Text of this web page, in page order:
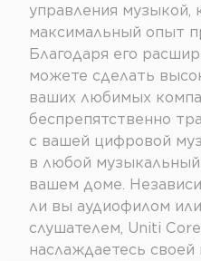
управления музыкой,
максимальный опыт
Благодаря его
можете сделать
ваших любимых
беспрепятственно
с вашей цифровой
в любой
вашем доме.
ли вы аудиофилом
слушателем, Uniti
наслаждаетесь